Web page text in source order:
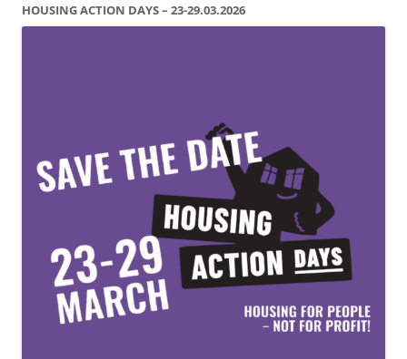
HOUSING ACTION DAYS – 23-29.03.2026